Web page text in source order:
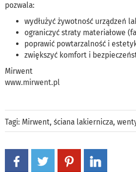
pozwala:
wydłużyć żywotność urządzeń
ograniczyć straty materiałowe
poprawić powtarzalność i
zwiększyć komfort i
Mirwent
www.mirwent.pl
Tagi: Mirwent, ściana lakiernicza,